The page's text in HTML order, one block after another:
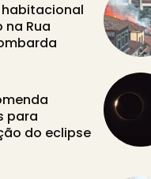
na Rua
para
do eclipse